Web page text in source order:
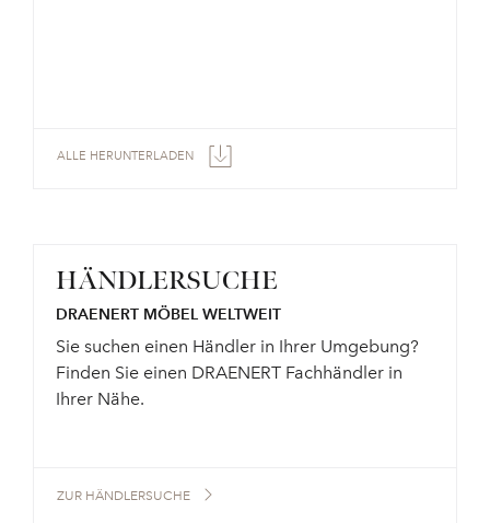
ALLE HERUNTERLADEN
HÄNDLERSUCHE
DRAENERT MÖBEL WELTWEIT
Sie suchen einen Händler in Ihrer Umgebung?
Finden Sie einen DRAENERT Fachhändler in
Ihrer Nähe.
ZUR HÄNDLERSUCHE